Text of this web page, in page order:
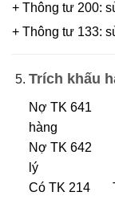
+ Thông tư 200:
+ Thông tư 133:
Trích khấu
Nợ TK 641
hàng
Nợ TK 642
lý
Có TK 214